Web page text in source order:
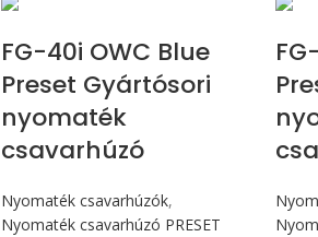
FG-40i OWC Blue
Preset Gyártósori
nyomaték
csavarhúzó
Nyomaték csavarhúzók,
Nyomaték csavarhúzó PRESET